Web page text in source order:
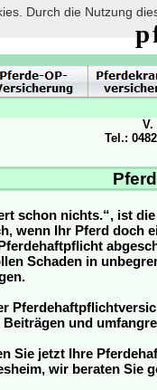
Durch die Nutzung
schon nichts.“, ist
wenn Ihr Pferd doch
Schaden in
und
Sie jetzt Ihre
wir beraten Sie
V.
Tel.: